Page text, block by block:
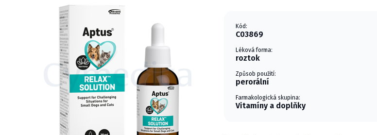
Kód:
C03869
Léková forma:
roztok
Způsob použití:
perorální
Farmakologická skupina:
Vitamíny a doplňky